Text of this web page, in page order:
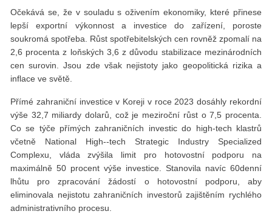
Očekává se, že v souladu s oživením ekonomiky, které přinese
lepší exportní výkonnost a investice do zařízení, poroste
soukromá spotřeba. Růst spotřebitelských cen rovněž zpomalí na
2,6 procenta z loňských 3,6 z důvodu stabilizace mezinárodních
cen surovin. Jsou zde však nejistoty jako geopolitická rizika a
inflace ve světě.
Přímé zahraniční investice v Koreji v roce 2023 dosáhly rekordní
výše 32,7 miliardy dolarů, což je meziroční růst o 7,5 procenta.
Co se týče přímých zahraničních investic do high-tech klastrů
včetně National High--tech Strategic Industry Specialized
Complexu, vláda zvýšila limit pro hotovostní podporu na
maximálně 50 procent výše investice. Stanovila navíc 60denní
lhůtu pro zpracování žádostí o hotovostní podporu, aby
eliminovala nejistotu zahraničních investorů zajištěním rychlého
administrativního procesu.